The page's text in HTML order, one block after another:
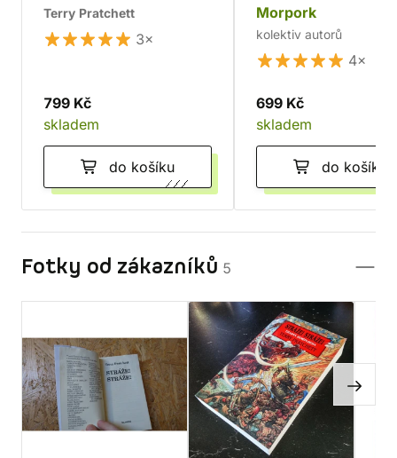
Terry Pratchett
3×
799 Kč
skladem
do košíku
Morpork
kolektiv autorů
4×
699 Kč
skladem
do košíku
Fotky od zákazníků 5